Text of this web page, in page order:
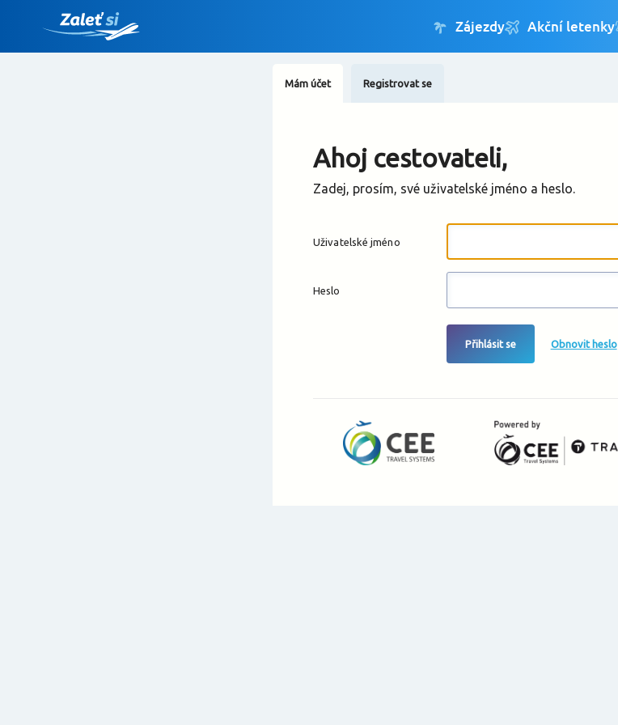
Mám účet Registrovat se
Ahoj cestovateli,
Zadej, prosím, své uživatelské jméno a heslo.
Uživatelské jméno
Heslo
Přihlásit se Obnovit heslo